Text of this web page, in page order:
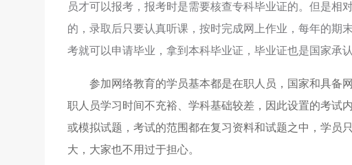
员才可以报考，报考时是需要核查专科毕业证的。但是相
的，录取后只要认真听课，按时完成网上作业，每年的期
考就可以申请毕业，拿到本科毕业证，毕业证也是国家承
参加网络教育的学员基本都是在职人员，国家和具备
职人员学习时间不充裕、学科基础较差，因此设置的考试
或模拟试题，考试的范围都在复习资料和试题之中，学员
大，大家也不用过于担心。